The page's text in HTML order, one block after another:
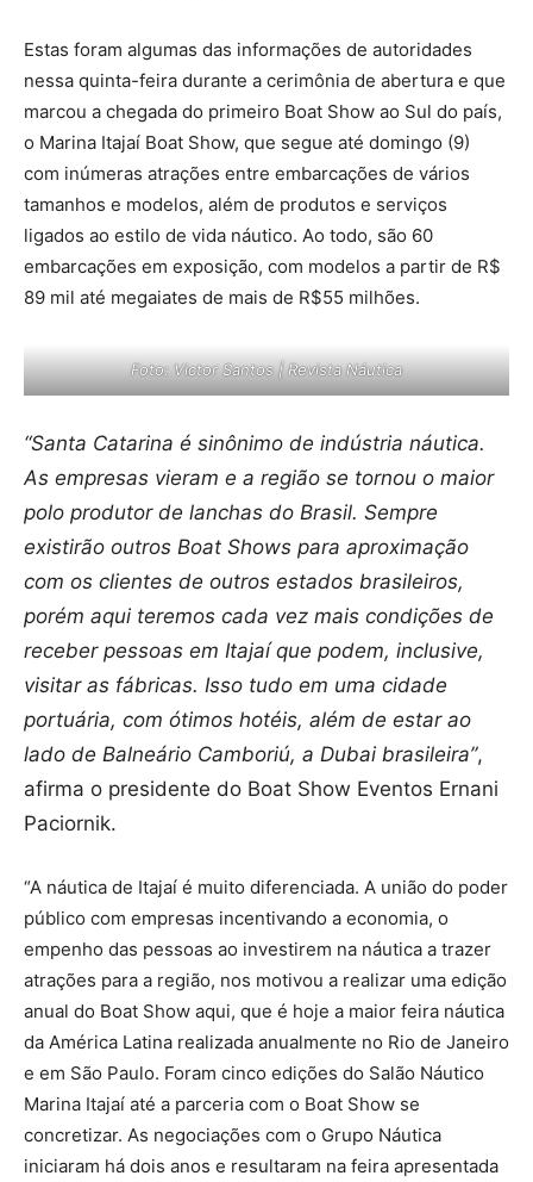
Estas foram algumas das informações de autoridades
nessa quinta-feira durante a cerimônia de abertura e que
marcou a chegada do primeiro Boat Show ao Sul do país,
o Marina Itajaí Boat Show, que segue até domingo (9)
com inúmeras atrações entre embarcações de vários
tamanhos e modelos, além de produtos e serviços
ligados ao estilo de vida náutico. Ao todo, são 60
embarcações em exposição, com modelos a partir de R$
89 mil até megaiates de mais de R$55 milhões.
Foto: Victor Santos | Revista Náutica
“Santa Catarina é sinônimo de indústria náutica.
As empresas vieram e a região se tornou o maior
polo produtor de lanchas do Brasil. Sempre
existirão outros Boat Shows para aproximação
com os clientes de outros estados brasileiros,
porém aqui teremos cada vez mais condições de
receber pessoas em Itajaí que podem, inclusive,
visitar as fábricas. Isso tudo em uma cidade
portuária, com ótimos hotéis, além de estar ao
lado de Balneário Camboriú, a Dubai brasileira”,
afirma o presidente do Boat Show Eventos Ernani
Paciornik.
“A náutica de Itajaí é muito diferenciada. A união do poder
público com empresas incentivando a economia, o
empenho das pessoas ao investirem na náutica a trazer
atrações para a região, nos motivou a realizar uma edição
anual do Boat Show aqui, que é hoje a maior feira náutica
da América Latina realizada anualmente no Rio de Janeiro
e em São Paulo. Foram cinco edições do Salão Náutico
Marina Itajaí até a parceria com o Boat Show se
concretizar. As negociações com o Grupo Náutica
iniciaram há dois anos e resultaram na feira apresentada